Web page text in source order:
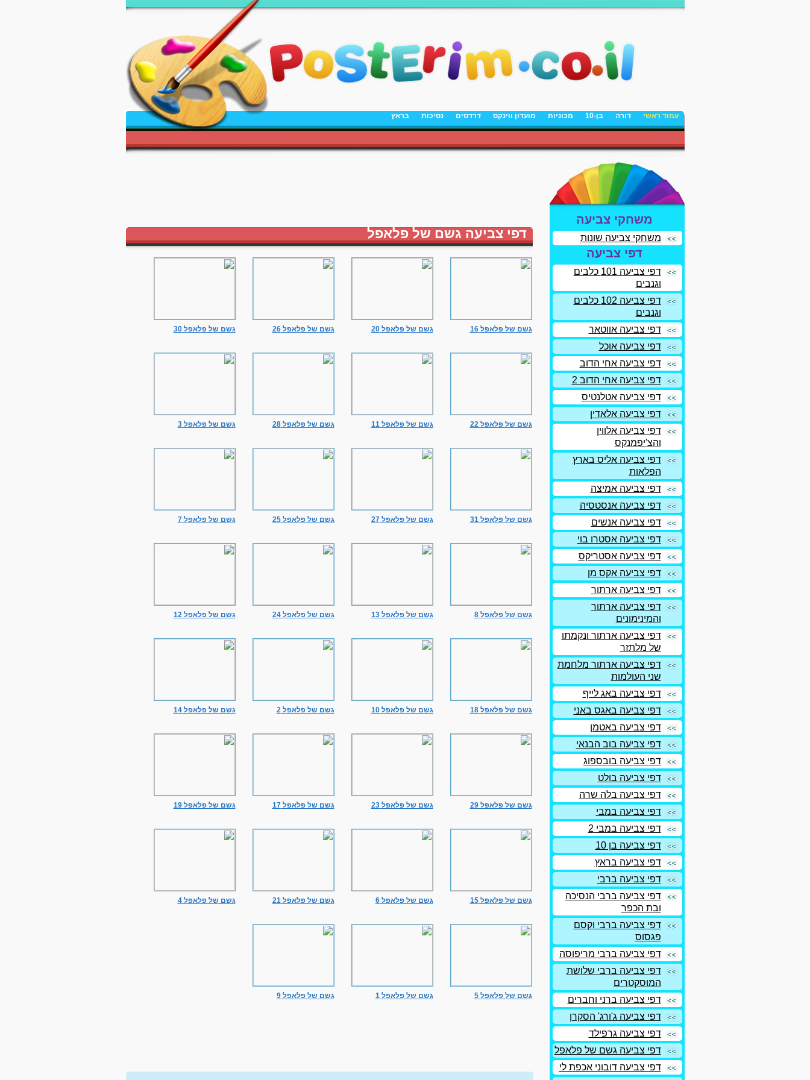
עמוד ראשי דורה בן-10 מכוניות מועדון ווינקס דרדסים נסיכות בראץ
משחקי צביעה
משחקי צביעה שונות
דפי צביעה
דפי צביעה 101 כלבים
וגנבים
דפי צביעה 102 כלבים
וגנבים
דפי צביעה אווטאר
דפי צביעה אוכל
דפי צביעה אחי הדוב
דפי צביעה אחי הדוב 2
דפי צביעה אטלנטיס
דפי צביעה אלאדין
דפי צביעה אלווין
והצ'יפמנקס
דפי צביעה אליס בארץ
הפלאות
דפי צביעה אמיצה
דפי צביעה אנסטסיה
דפי צביעה אנשים
דפי צביעה אסטרו בוי
דפי צביעה אסטריקס
דפי צביעה אקס מן
דפי צביעה ארתור
דפי צביעה ארתור
והמינימונים
דפי צביעה ארתור ונקמתו
של מלתזר
דפי צביעה ארתור מלחמת
שני העולמות
דפי צביעה באג לייף
דפי צביעה באגס באני
דפי צביעה באטמן
דפי צביעה בוב הבנאי
דפי צביעה בובספוג
דפי צביעה בולט
דפי צביעה בלה שרה
דפי צביעה במבי
דפי צביעה במבי 2
דפי צביעה בן 10
דפי צביעה בראץ
דפי צביעה ברבי
דפי צביעה ברבי הנסיכה
ובת הכפר
דפי צביעה ברבי וקסם
פגסוס
דפי צביעה ברבי מריפוסה
דפי צביעה ברבי שלושת
המוסקטרים
דפי צביעה ברני וחברים
דפי צביעה ג'ורג' הסקרן
דפי צביעה גרפילד
דפי צביעה גשם של פלאפל
דפי צביעה דובוני אכפת לי
דפי צביעה גשם של פלאפל
גשם של פלאפל 16 גשם של פלאפל 20 גשם של פלאפל 26 גשם של פלאפל 30
גשם של פלאפל 22 גשם של פלאפל 11 גשם של פלאפל 28 גשם של פלאפל 3
גשם של פלאפל 31 גשם של פלאפל 27 גשם של פלאפל 25 גשם של פלאפל 7
גשם של פלאפל 8 גשם של פלאפל 13 גשם של פלאפל 24 גשם של פלאפל 12
גשם של פלאפל 18 גשם של פלאפל 10 גשם של פלאפל 2 גשם של פלאפל 14
גשם של פלאפל 29 גשם של פלאפל 23 גשם של פלאפל 17 גשם של פלאפל 19
גשם של פלאפל 15 גשם של פלאפל 6 גשם של פלאפל 21 גשם של פלאפל 4
גשם של פלאפל 5 גשם של פלאפל 1 גשם של פלאפל 9